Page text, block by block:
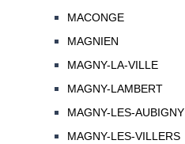
MACONGE
MAGNIEN
MAGNY-LA-VILLE
MAGNY-LAMBERT
MAGNY-LES-AUBIGNY
MAGNY-LES-VILLERS